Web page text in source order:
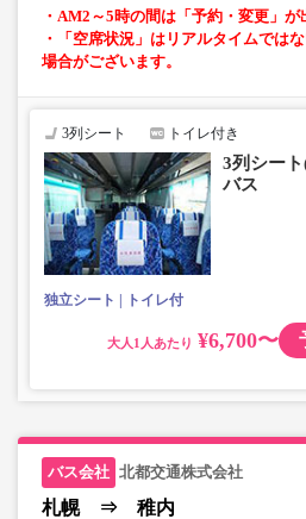
・AM2～5時の間は「予約・変更」が
・「空席状況」はリアルタイムでは
場合がございます。
3列シート トイレ付き
3列シー
バス
独立シート トイレ付
大人 ¥6,700〜
北都交通株式会社
札幌 ⇒ 稚内